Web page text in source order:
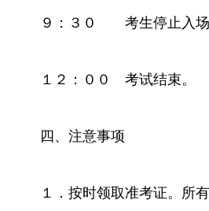
９：３０ 考生停止入场
１２：００ 考试结束。
四、注意事项
１．按时领取准考证。所